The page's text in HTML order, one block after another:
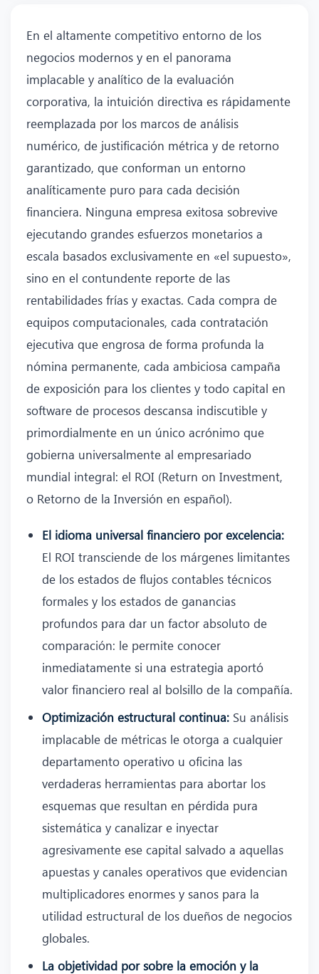
En el altamente competitivo entorno de los
negocios modernos y en el panorama
implacable y analítico de la evaluación
corporativa, la intuición directiva es rápidamente
reemplazada por los marcos de análisis
numérico, de justificación métrica y de retorno
garantizado, que conforman un entorno
analíticamente puro para cada decisión
financiera. Ninguna empresa exitosa sobrevive
ejecutando grandes esfuerzos monetarios a
escala basados exclusivamente en «el supuesto»,
sino en el contundente reporte de las
rentabilidades frías y exactas. Cada compra de
equipos computacionales, cada contratación
ejecutiva que engrosa de forma profunda la
nómina permanente, cada ambiciosa campaña
de exposición para los clientes y todo capital en
software de procesos descansa indiscutible y
primordialmente en un único acrónimo que
gobierna universalmente al empresariado
mundial integral: el ROI (Return on Investment,
o Retorno de la Inversión en español).
El idioma universal financiero por excelencia:
El ROI transciende de los márgenes limitantes
de los estados de flujos contables técnicos
formales y los estados de ganancias
profundos para dar un factor absoluto de
comparación: le permite conocer
inmediatamente si una estrategia aportó
valor financiero real al bolsillo de la compañía.
Optimización estructural continua: Su análisis
implacable de métricas le otorga a cualquier
departamento operativo u oficina las
verdaderas herramientas para abortar los
esquemas que resultan en pérdida pura
sistemática y canalizar e inyectar
agresivamente ese capital salvado a aquellas
apuestas y canales operativos que evidencian
multiplicadores enormes y sanos para la
utilidad estructural de los dueños de negocios
globales.
La objetividad por sobre la emoción y la